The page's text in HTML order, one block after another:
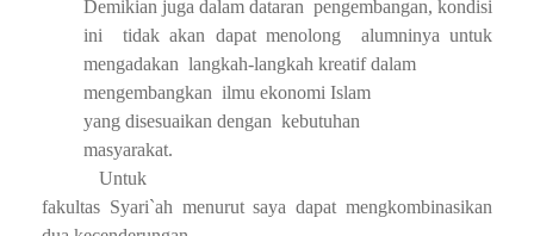
Demikian juga dalam dataran pengembangan, kondisi
ini
tidak akan dapat menolong
alumninya untuk
mengadakan langkah-langkah kreatif dalam
mengembangkan ilmu ekonomi Islam
yang disesuaikan dengan kebutuhan
masyarakat.
Untuk
fakultas Syari`ah menurut saya dapat mengkombinasikan